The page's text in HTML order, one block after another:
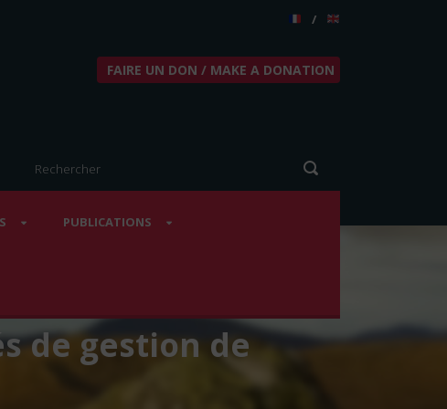
/
FAIRE UN DON / MAKE A DONATION
PUBLICATIONS
de gestion de